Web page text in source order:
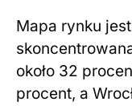
Mapa rynku
około 32
procent, a